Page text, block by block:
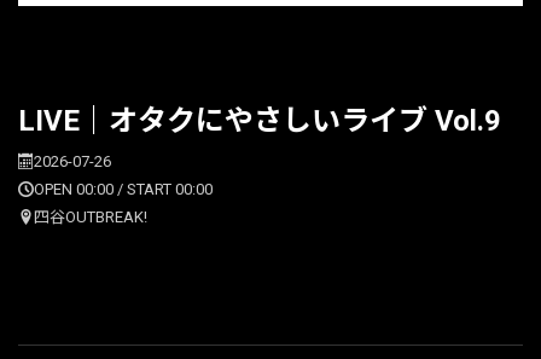
LIVE｜オタクにやさしいライブ Vol.9
2026-07-26
OPEN 00:00 / START 00:00
四谷OUTBREAK!